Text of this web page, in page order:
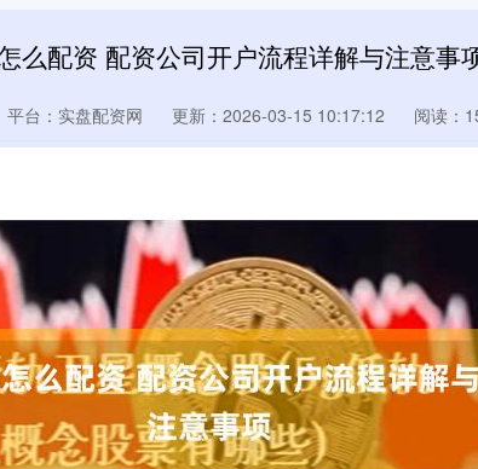
么配资 配资公司开户流程详解与注意事
平台：实盘配资网 更新：2026-03-15 10:17:12 阅读：